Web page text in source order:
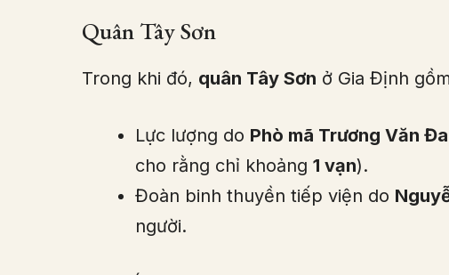
Quân Tây Sơn
Trong khi đó, quân Tây Sơn ở Gia Định
Lực lượng do Phò mã Trương Văn Đa
cho rằng chỉ khoảng 1 vạn).
Đoàn binh thuyền tiếp viện do
người.